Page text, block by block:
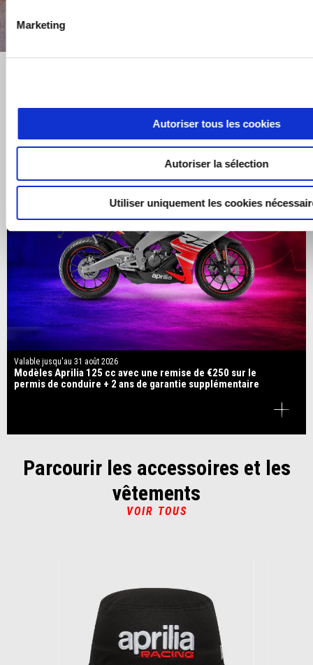
Marketing
Autoriser tous les cookies
Autoriser la sélection
Utiliser uniquement les cookies
Valable jusqu'au 31 août 2026
Modèles Aprilia 125 cc avec une remise de €250 sur le
permis de conduire + 2 ans de garantie supplémentaire
Parcourir les accessoires et les
vêtements
VOIR TOUS